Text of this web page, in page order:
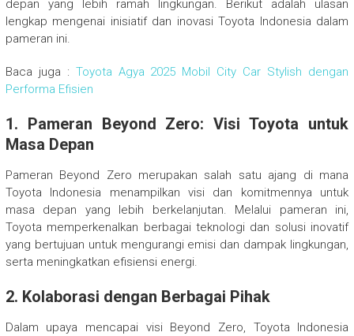
depan yang lebih ramah lingkungan. Berikut adalah ulasan
lengkap mengenai inisiatif dan inovasi Toyota Indonesia dalam
pameran ini.
Baca juga : Toyota Agya 2025 Mobil City Car Stylish dengan
Performa Efisien
1. Pameran Beyond Zero: Visi Toyota untuk
Masa Depan
Pameran Beyond Zero merupakan salah satu ajang di mana
Toyota Indonesia menampilkan visi dan komitmennya untuk
masa depan yang lebih berkelanjutan. Melalui pameran ini,
Toyota memperkenalkan berbagai teknologi dan solusi inovatif
yang bertujuan untuk mengurangi emisi dan dampak lingkungan,
serta meningkatkan efisiensi energi.
2. Kolaborasi dengan Berbagai Pihak
Dalam upaya mencapai visi Beyond Zero, Toyota Indonesia